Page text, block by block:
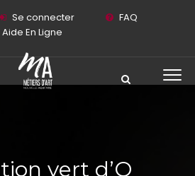
Se connecter
FAQ
Aide En Ligne
vert d’O